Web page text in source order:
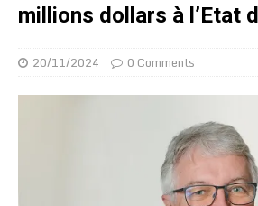
millions dollars à l’Etat
20/11/2024 0 Comments